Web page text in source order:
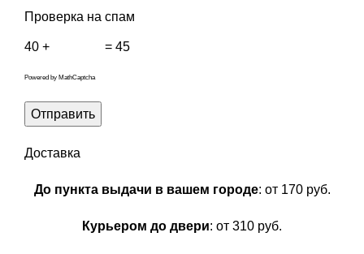
Проверка на спам
40 + = 45
Powered by MathCaptcha
Доставка
До пункта выдачи в вашем городе: от 170 руб.
Курьером до двери: от 310 руб.